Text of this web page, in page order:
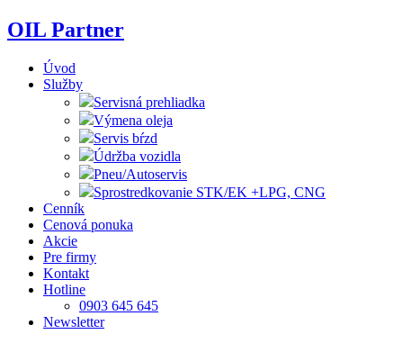
Skip
to
OIL Partner
Úvod
Služby
Servisná prehliadka
Výmena oleja
Servis bŕzd
Údržba vozidla
Pneu/Autoservis
Sprostredkovanie STK/EK +LPG, CNG
Cenník
Cenová ponuka
Akcie
Pre firmy
Kontakt
Hotline
0903 645 645
Newsletter